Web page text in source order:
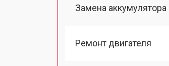
Замена аккумулятора
Ремонт двигателя